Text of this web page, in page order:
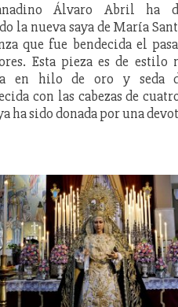
Álvaro Abril ha
la nueva saya de María
que fue bendecida el
Esta pieza es de estilo
en hilo de oro y seda
con las cabezas de
ha sido donada por una